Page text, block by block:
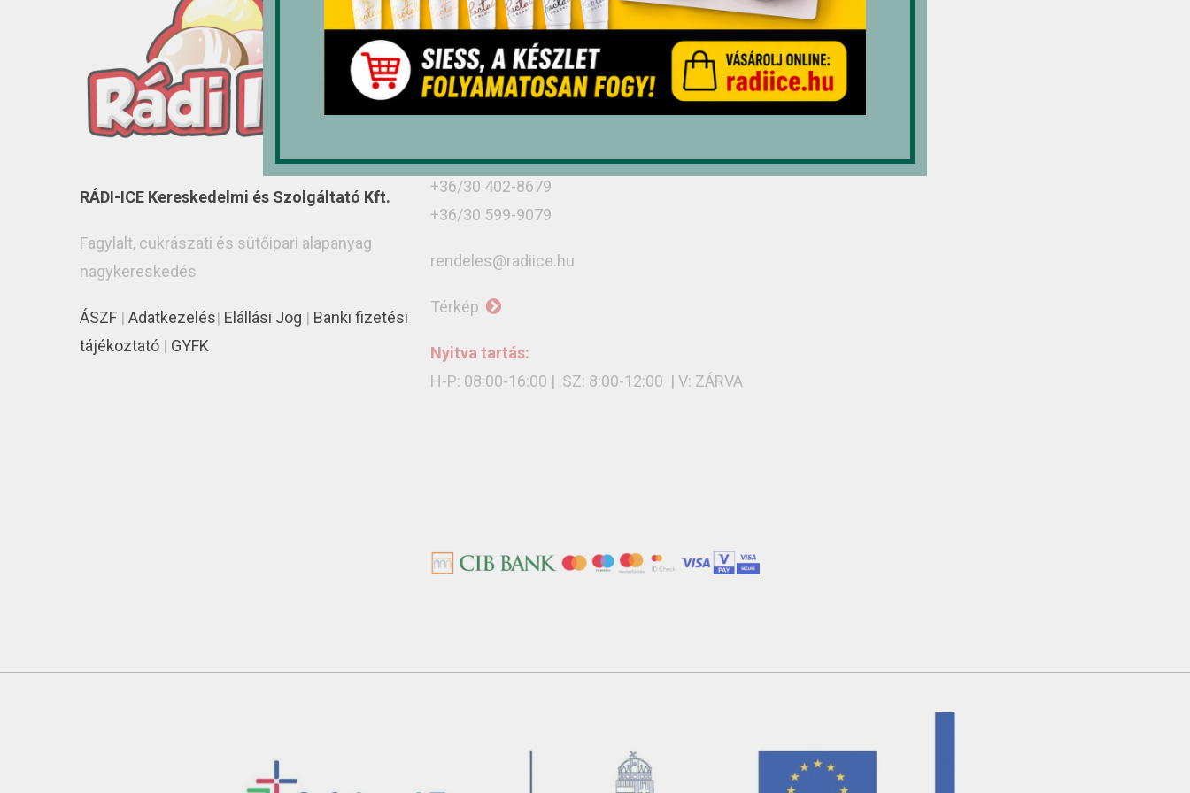
RÁDI-ICE Kereskedelmi és Szolgáltató Kft.
Fagylalt, cukrászati és sütőipari alapanyag
nagykereskedés
ÁSZF | Adatkezelés| Elállási Jog | Banki fizetési
tájékoztató | GYFK
Üzletünk
Debrecen, Monostorpályi út 9-11, 4030
+36/30 636-3775
+36/30 402-8679
+36/30 599-9079
rendeles@radiice.hu
Térkép
Nyitva tartás:
H-P: 08:00-16:00 | SZ: 8:00-12:00 | V: ZÁRVA